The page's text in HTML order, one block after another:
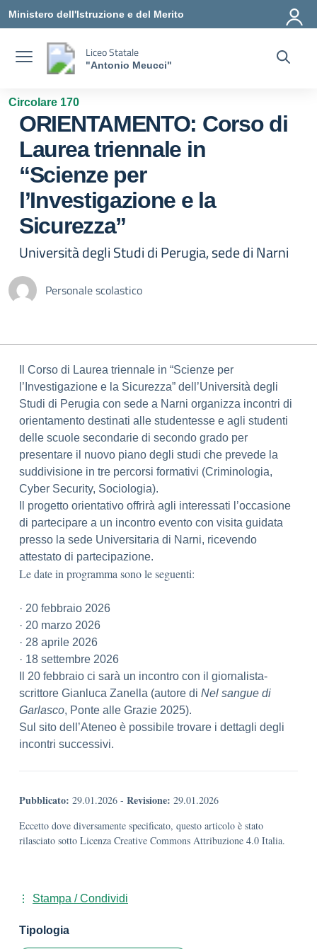
Ministero dell'Istruzione e del Merito
Liceo Statale
"Antonio Meucci"
Circolare 170
ORIENTAMENTO: Corso di
Laurea triennale in
“Scienze per
l’Investigazione e la
Sicurezza”
Università degli Studi di Perugia, sede di Narni
Personale scolastico
Il Corso di Laurea triennale in “Scienze per
l’Investigazione e la Sicurezza” dell’Università degli
Studi di Perugia con sede a Narni organizza incontri di
orientamento destinati alle studentesse e agli studenti
delle scuole secondarie di secondo grado per
presentare il nuovo piano degli studi che prevede la
suddivisione in tre percorsi formativi (Criminologia,
Cyber Security, Sociologia).
Il progetto orientativo offrirà agli interessati l’occasione
di partecipare a un incontro evento con visita guidata
presso la sede Universitaria di Narni, ricevendo
attestato di partecipazione.
Le date in programma sono le seguenti:
· 20 febbraio 2026
· 20 marzo 2026
· 28 aprile 2026
· 18 settembre 2026
Il 20 febbraio ci sarà un incontro con il giornalista-
scrittore Gianluca Zanella (autore di Nel sangue di
Garlasco, Ponte alle Grazie 2025).
Sul sito dell’Ateneo è possibile trovare i dettagli degli
incontri successivi.
Pubblicato: 29.01.2026 - Revisione: 29.01.2026
Eccetto dove diversamente specificato, questo articolo è stato
rilasciato sotto Licenza Creative Commons Attribuzione 4.0 Italia.
Stampa / Condividi
Tipologia